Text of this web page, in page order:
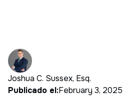
Joshua C. Sussex, Esq.
Publicado el:February 3, 2025